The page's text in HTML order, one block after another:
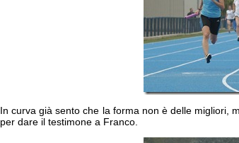
In curva già sento che la forma non è delle migliori,
per dare il testimone a Franco.